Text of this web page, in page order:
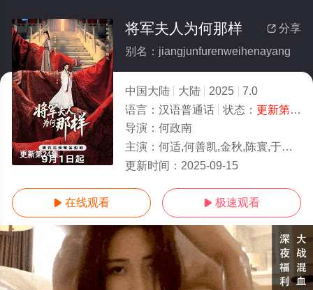
更新第24集
 分享
将军夫人为何那样
别名：jiangjunfurenweihenayang
中国大陆 大陆 2025
7.0
语言： 汉语普通话 状态： 更新第24集
导演： 何政南
主演： 何适,何善凯,金秋,陈寰,于昕仡
更新时间： 2025-09-15
 在线观看  极速观看